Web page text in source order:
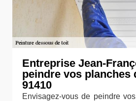
Entreprise Jean-
peindre vos planches
91410
Envisagez-vous de peindre